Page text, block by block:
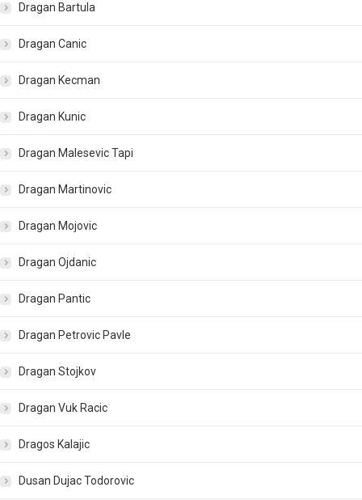
Dragan Bartula
Dragan Canic
Dragan Kecman
Dragan Kunic
Dragan Malesevic Tapi
Dragan Martinovic
Dragan Mojovic
Dragan Ojdanic
Dragan Pantic
Dragan Petrovic Pavle
Dragan Stojkov
Dragan Vuk Racic
Dragos Kalajic
Dusan Dujac Todorovic